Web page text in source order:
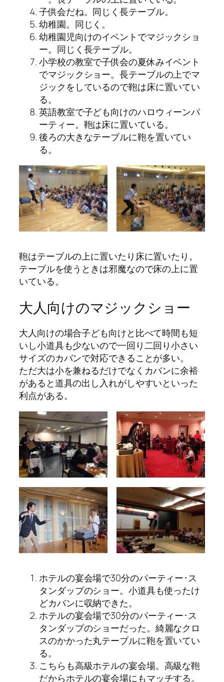
子供会だね。同じく長テーブル。
幼稚園。同じく。
幼稚園児向けのイベントでマジックショ
ー。同じく長テーブル。
小学校の教室で子供会の夏休みイベント
でマジックショー。長テーブルの上でマ
ジックをしているので鞄は床に置いてい
る。
英語教室で子ども向けのハロウィーンパ
ーティー。鞄は床に置いている。
後ろの大きなテーブルに鞄を置いてい
る。
鞄はテーブルの上に置いたり床に置いたり。
テーブルを使うときは邪魔なので床の上に置
いている。
大人向けのマジックショー
大人向けの場合子ども向けと比べて時間も短
いし小道具も少ないので一回り二回り小さい
サイズのカバンで対応できることが多い。
ただ大は小を兼ねるだけでなくカバンに余裕
があると道具の出し入れがしやすいといった
利点がある。
ホテルの宴会場で30分のパーティー･ス
タンダップのショー。小道具も使ったけ
どカバンに収納できた。
ホテルの宴会場で30分のパーティー･ス
タンダップのショーだった。綺麗なクロ
スのかかった丸テーブルに鞄を置いてい
る。
こちらも高級ホテルの宴会場。高級な鞄
だからホテルの宴会場にもマッチする。